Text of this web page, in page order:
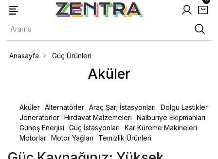
Aküler
Anasayfa Güç Ürünleri
Aküler Alternatörler Araç Şarj İstasyonları
Dolgu Lastikler
Jeneratörler Hırdavat Malzemeleri
Nalburiye Ekipmanları
Güneş Enerjisi
Güç İstasyonları
Kar Küreme Makineleri
Motorlar Motor Yağları Temizlik Ürünleri